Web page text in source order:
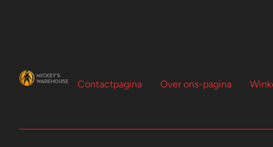
Contactpagina Over ons-pagina